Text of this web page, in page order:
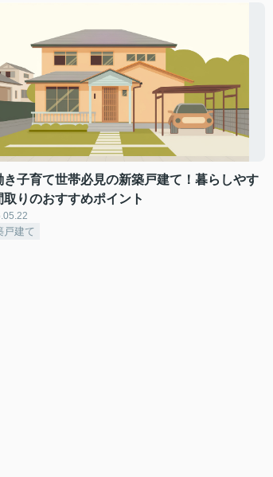
き子育て世帯必見の新築戸建て！暮らしやす
取りのおすすめポイント
戸建て